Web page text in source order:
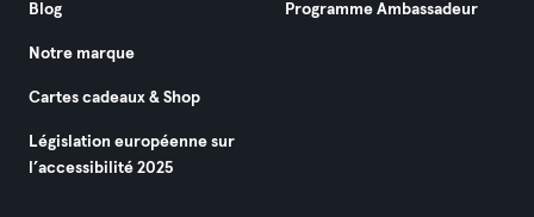
Blog
Notre marque
Cartes cadeaux & Shop
Législation européenne sur
l’accessibilité 2025
Programme Ambassadeur